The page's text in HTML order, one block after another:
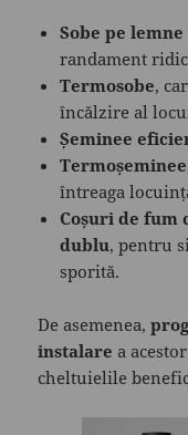
Sobe pe lemne
randament
Termosobe,
încălzire al
Șeminee
Termoșeminee
întreaga
Coșuri de fum
dublu, pentru
sporită.
De asemenea,
instalare a
cheltuielile